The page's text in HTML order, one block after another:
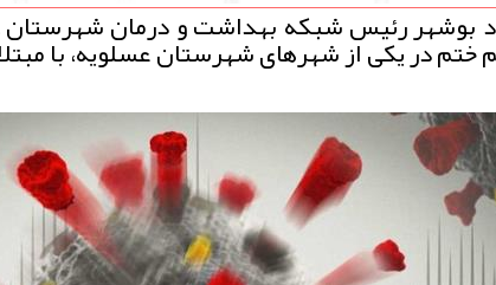
بوشهر رئیس شبکه بهداشت و درمان
ختم در یکی از شهرهای شهرستان عسلویه، با